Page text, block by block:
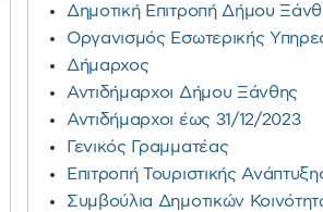
Δημοτική Επιτροπή Δήμου
Οργανισμός Εσωτερικής
Δήμαρχος
Αντιδήμαρχοι Δήμου Ξάνθης
Αντιδήμαρχοι έως 31/12/2023
Γενικός Γραμματέας
Επιτροπή Τουριστικής
Συμβούλια Δημοτικών